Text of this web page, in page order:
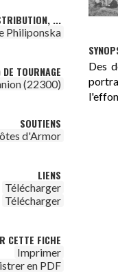
...
Philiponska
TOURNAGE
(22300)
SOUTIENS
d'Armor
LIENS
Télécharger
Télécharger
CETTE FICHE
Imprimer
en PDF
Des